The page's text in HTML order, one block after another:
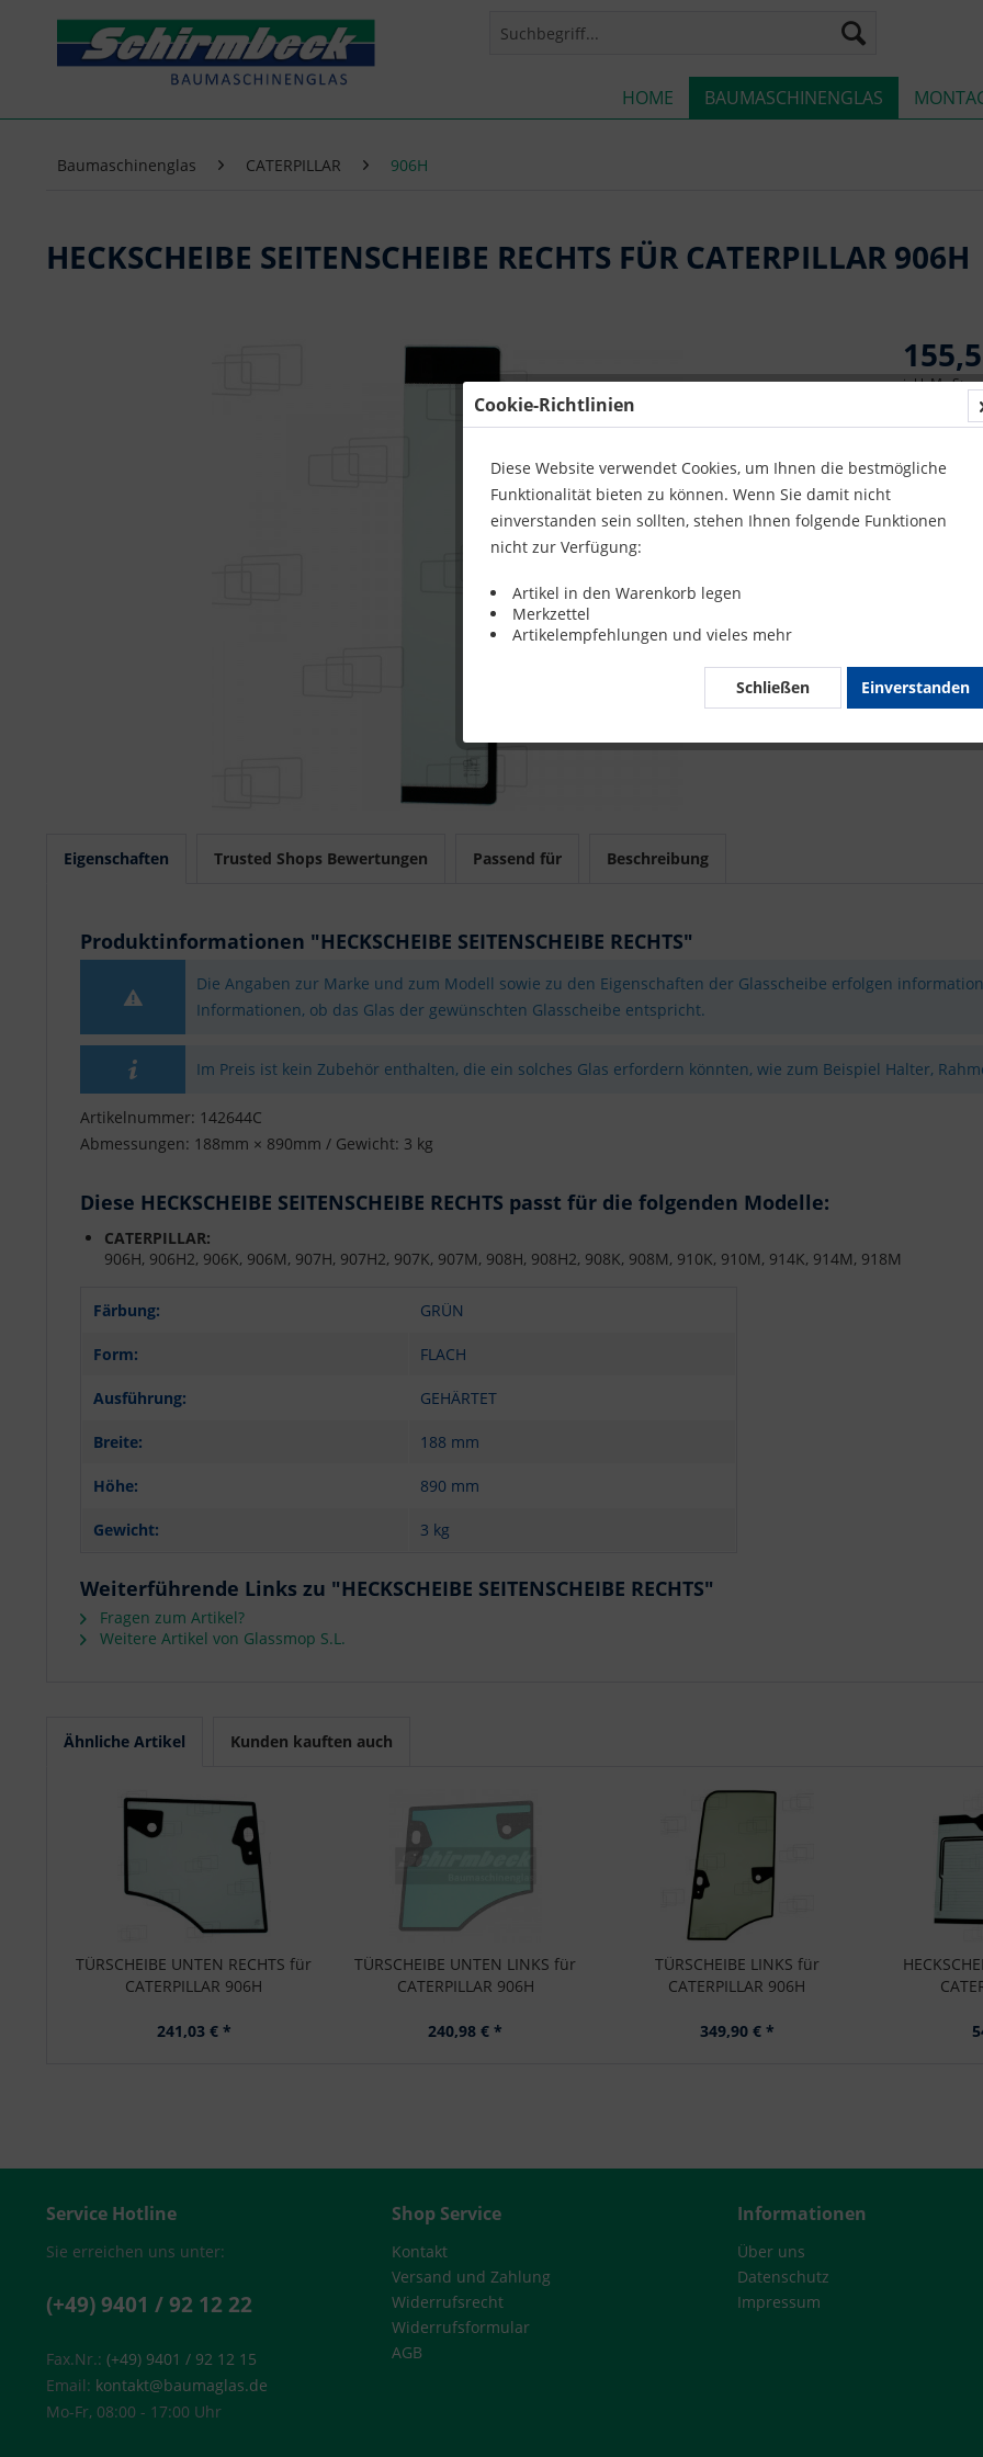
HOME BAUMASCHINENGLAS
Baumaschinenglas CATERPILLAR 906H
HECKSCHEIBE SEITENSCHEIBE RECHTS FÜR CATERPILLAR 906H
inkl. MwSt.
Merken
Eigenschaften Trusted Shops Bewertungen Passend für Beschreibung
Produktinformationen "HECKSCHEIBE SEITENSCHEIBE RECHTS"
Die Angaben zur Marke und zum Modell sowie zu den Eigenschaften der Glasscheibe erfolgen
Informationen, ob das Glas der gewünschten Glasscheibe entspricht.
Im Preis ist kein Zubehör enthalten, die ein solches Glas erfordern könnten, wie zum Beispiel Halter,
Artikelnummer: 142644C
Abmessungen: 188mm × 890mm / Gewicht: 3 kg
Diese HECKSCHEIBE SEITENSCHEIBE RECHTS passt für die folgenden Modelle:
CATERPILLAR:
906H, 906H2, 906K, 906M, 907H, 907H2, 907K, 907M, 908H, 908H2, 908K, 908M, 910K, 910M, 914K, 914M, 918M
Färbung: GRÜN
Form: FLACH
Ausführung: GEHÄRTET
Breite: 188 mm
Höhe: 890 mm
Gewicht: 3 kg
Weiterführende Links zu "HECKSCHEIBE SEITENSCHEIBE RECHTS"
Fragen zum Artikel?
Weitere Artikel von Glassmop S.L.
Ähnliche Artikel Kunden kauften auch
TÜRSCHEIBE UNTEN RECHTS für
CATERPILLAR 906H
241,03 € *
TÜRSCHEIBE UNTEN LINKS für
CATERPILLAR 906H
240,98 € *
TÜRSCHEIBE LINKS für
CATERPILLAR 906H
349,90 € *
Service Hotline
Sie erreichen uns unter:
(+49) 9401 / 92 12 22
Fax.Nr.: (+49) 9401 / 92 12 15
Email: kontakt@baumaglas.de
Mo-Fr, 08:00 - 17:00 Uhr
Shop Service
Kontakt
Versand und Zahlung
Widerrufsrecht
Widerrufsformular
AGB
Informationen
Über uns
Datenschutz
Impressum
Cookie-Richtlinien
Diese Website verwendet Cookies, um Ihnen die bestmögliche
Funktionalität bieten zu können. Wenn Sie damit nicht
einverstanden sein sollten, stehen Ihnen folgende Funktionen
nicht zur Verfügung:
Artikel in den Warenkorb legen
Merkzettel
Artikelempfehlungen und vieles mehr
Einverstanden
Schließen